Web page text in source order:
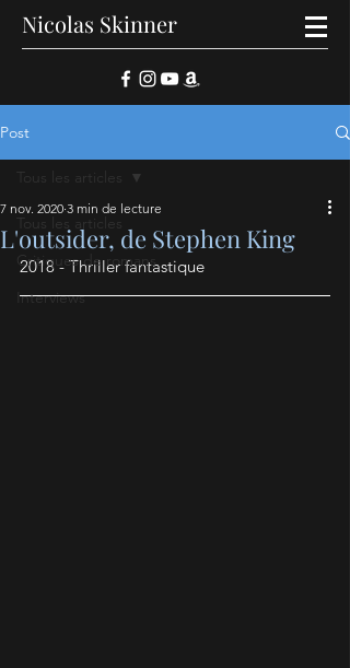
Nicolas Skinner
Post
Tous les articles
Critiques de romans
Interviews
Tous les articles
L'outsider, de Stephen King
7 nov. 2020 3 min de lecture
2018 - Thriller fantastique